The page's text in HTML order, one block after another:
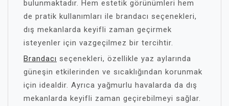
bulunmaktadır. Hem estetik görünümleri hem
de pratik kullanımları ile brandacı seçenekleri,
dış mekanlarda keyifli zaman geçirmek
isteyenler için vazgeçilmez bir tercihtir.
Brandacı seçenekleri, özellikle yaz aylarında
güneşin etkilerinden ve sıcaklığından korunmak
için idealdir. Ayrıca yağmurlu havalarda da dış
mekanlarda keyifli zaman geçirebilmeyi sağlar.